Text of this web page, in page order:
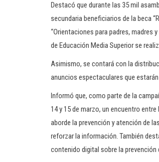
Destacó que durante las 35 mil
secundaria beneficiarios de la beca
“Orientaciones para padres, madres
de Educación Media Superior se
Asimismo, se contará con la
anuncios espectaculares que
Informó que, como parte de la
14 y 15 de marzo, un encuentro
aborde la prevención y atención de
reforzar la información. También
contenido digital sobre la prevención